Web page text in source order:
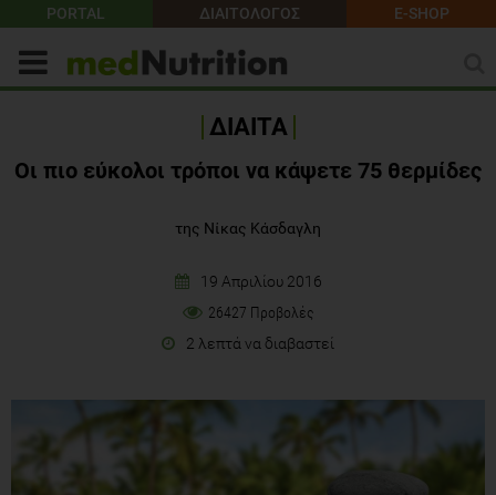
PORTAL ΔΙΑΙΤΟΛΟΓΟΣ E-SHOP
ΔΙΑΙΤΑ
Oι πιο εύκολοι τρόποι να κάψετε 75 θερμίδες
της Νίκας Κάσδαγλη
19 Απριλίου 2016
26427 Προβολές
2 λεπτά να διαβαστεί